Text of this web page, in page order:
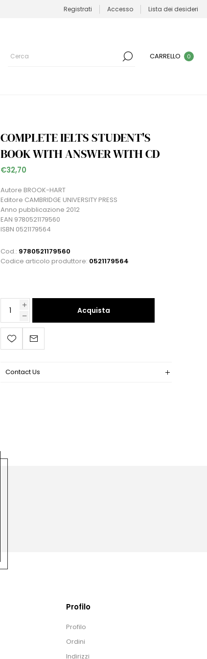
Registrati Accesso Lista dei desideri
CARRELLO 0
COMPLETE IELTS STUDENT'S
BOOK WITH ANSWER WITH CD
€32,70
Autore BROOK-HART
Editore CAMBRIDGE UNIVERSITY PRESS
Anno pubblicazione 2012
EAN 9780521179560
ISBN 0521179564
Cod.: 9780521179560
Codice articolo produttore: 0521179564
Acquista
Contact Us
Profilo
Profilo
Ordini
Indirizzi